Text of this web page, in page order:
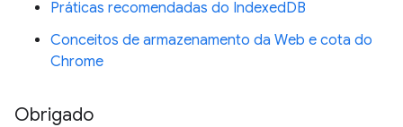
Práticas recomendadas do IndexedDB
Conceitos de armazenamento da Web e cota do
Chrome
Obrigado